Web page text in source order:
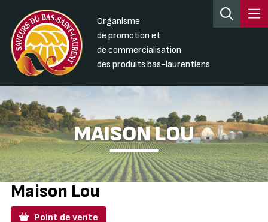
Organisme
de promotion et
de commercialisation
des produits bas-laurentiens
MAISON LOU
Maison Lou
Point de vente